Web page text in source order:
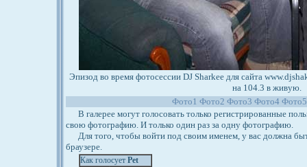
Эпизод во время фотосессии DJ Sharkee для сайта
на 104.3 в живую.
Фото1 Фото2 Фото3 Фото4
В галерее могут голосовать только регистрированные
свою фотографию. И только один раз за одну фотографию.
Для того, чтобы войти под своим именем, у вас должна
браузере.
Как голосует Pet